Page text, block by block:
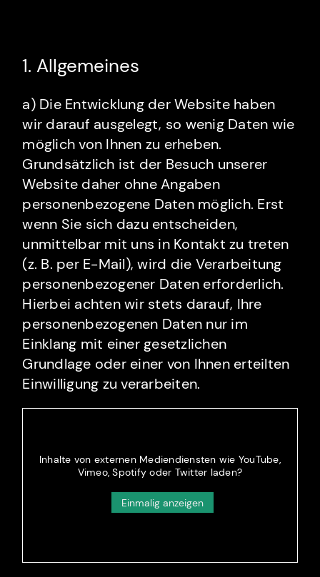
1. Allgemeines
a) Die Entwicklung der Website haben
wir darauf ausgelegt, so wenig Daten wie
möglich von Ihnen zu erheben.
Grundsätzlich ist der Besuch unserer
Website daher ohne Angaben
personenbezogene Daten möglich. Erst
wenn Sie sich dazu entscheiden,
unmittelbar mit uns in Kontakt zu treten
(z. B. per E-Mail), wird die Verarbeitung
personenbezogener Daten erforderlich.
Hierbei achten wir stets darauf, Ihre
personenbezogenen Daten nur im
Einklang mit einer gesetzlichen
Grundlage oder einer von Ihnen erteilten
Einwilligung zu verarbeiten.
Inhalte von externen Mediendiensten wie YouTube,
Vimeo, Spotify oder Twitter laden?
Einmalig anzeigen